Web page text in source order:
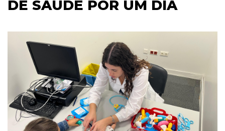
DE SAÚDE POR UM DIA